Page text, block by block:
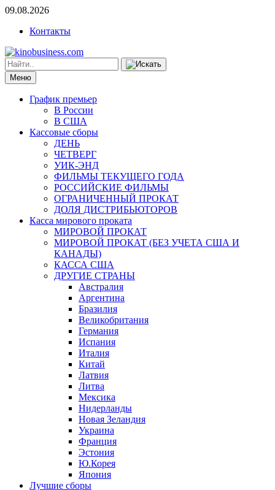
09.08.2026
Контакты
Меню
График премьер
В России
В США
Кассовые сборы
ДЕНЬ
ЧЕТВЕРГ
УИК-ЭНД
ФИЛЬМЫ ТЕКУЩЕГО ГОДА
РОССИЙСКИЕ ФИЛЬМЫ
ОГРАНИЧЕННЫЙ ПРОКАТ
ДОЛЯ ДИСТРИБЬЮТОРОВ
Касса мирового проката
МИРОВОЙ ПРОКАТ
МИРОВОЙ ПРОКАТ (БЕЗ УЧЕТА США И
КАНАДЫ)
КАССА США
ДРУГИЕ СТРАНЫ
Австралия
Аргентина
Бразилия
Великобритания
Германия
Испания
Италия
Китай
Латвия
Литва
Мексика
Нидерланды
Новая Зеландия
Украина
Франция
Эстония
Ю.Корея
Япония
Лучшие сборы